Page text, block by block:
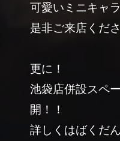
可愛いミニキャ
是非ご来店くださ
更に！
池袋店併設スペ
開！！
詳しくはばくだ